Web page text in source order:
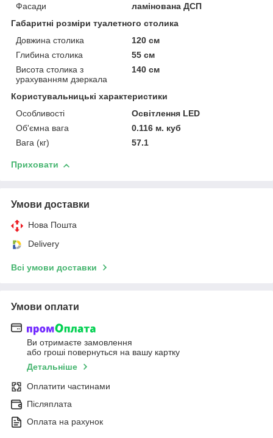
Фасади
ламінована ДСП
Габаритні розміри туалетного столика
Довжина столика
120 см
Глибина столика
55 см
Висота столика з
урахуванням дзеркала
140 см
Користувальницькі характеристики
Особливості
Освітлення LED
Об'ємна вага
0.116 м. куб
Вага (кг)
57.1
Приховати
Умови доставки
Нова Пошта
Delivery
Всі умови доставки
Умови оплати
Ви отримаєте замовлення
або гроші повернуться на вашу картку
Детальніше
Оплатити частинами
Післяплата
Оплата на рахунок